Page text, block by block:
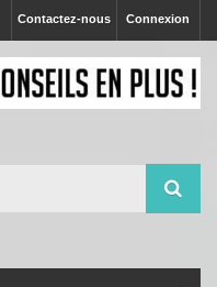
Connexion
Contactez-nous